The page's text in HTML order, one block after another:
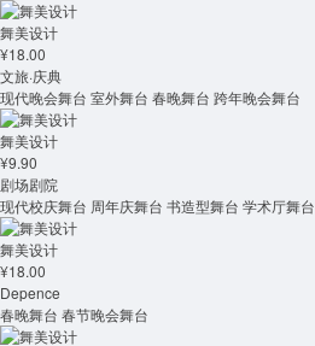
舞美设计
¥18.00
文旅·庆典
现代晚会舞台 室外舞台 春晚舞台 跨年晚会舞台
舞美设计
¥9.90
剧场剧院
现代校庆舞台 周年庆舞台 书造型舞台 学术厅舞台
舞美设计
¥18.00
Depence
春晚舞台 春节晚会舞台